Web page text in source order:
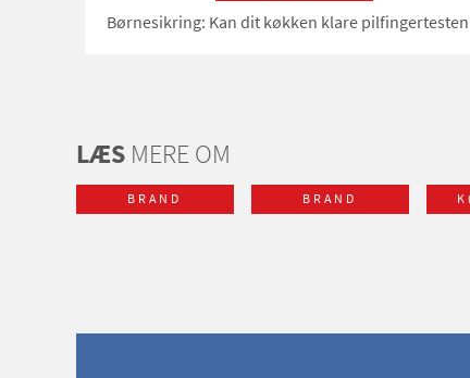
Børnesikring: Kan dit køkken klare
LÆSMERE OM
BRAND BRAND